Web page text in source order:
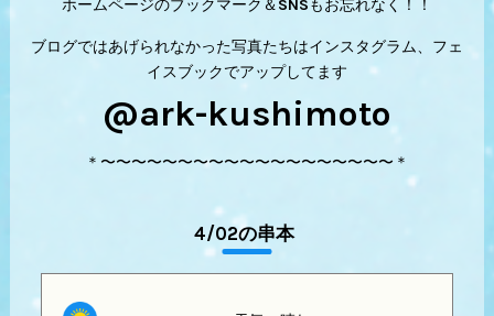
ホームページのブックマーク＆SNSもお忘れなく！！
ブログではあげられなかった写真たちはインスタグラム、フェ
イスブックでアップしてます
@ark-kushimoto
＊〜〜〜〜〜〜〜〜〜〜〜〜〜〜〜〜〜〜〜＊
4/02の串本